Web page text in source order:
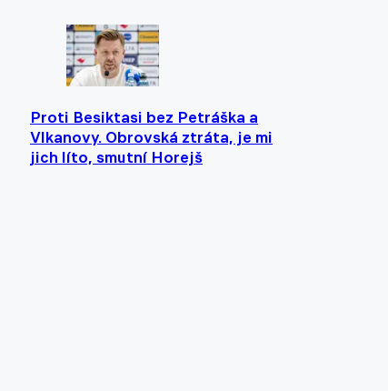
Proti Besiktasi bez Petráška a
Vlkanovy. Obrovská ztráta, je mi
jich líto, smutní Horejš